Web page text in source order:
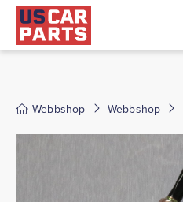
Webbshop Webbshop